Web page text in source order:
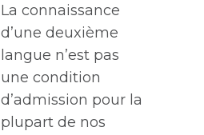
La connaissance
d’une deuxième
langue n’est pas
une condition
d’admission pour la
plupart de nos